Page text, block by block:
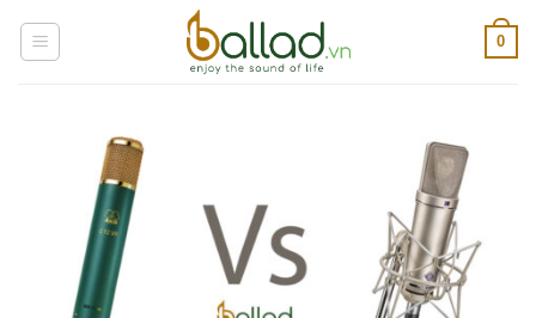
qua
0